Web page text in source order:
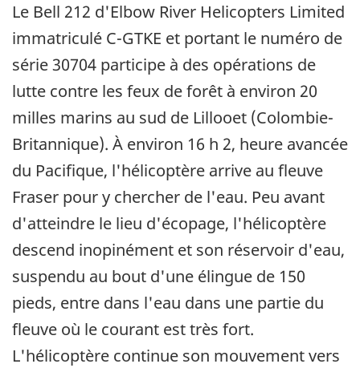
Le Bell 212 d'Elbow River Helicopters Limited
immatriculé C-GTKE et portant le numéro de
série 30704 participe à des opérations de
lutte contre les feux de forêt à environ 20
milles marins au sud de Lillooet (Colombie-
Britannique). À environ 16 h 2, heure avancée
du Pacifique, l'hélicoptère arrive au fleuve
Fraser pour y chercher de l'eau. Peu avant
d'atteindre le lieu d'écopage, l'hélicoptère
descend inopinément et son réservoir d'eau,
suspendu au bout d'une élingue de 150
pieds, entre dans l'eau dans une partie du
fleuve où le courant est très fort.
L'hélicoptère continue son mouvement vers